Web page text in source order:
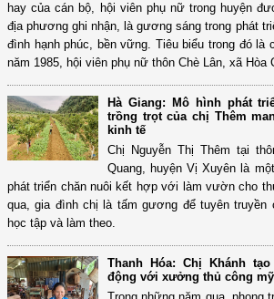
hay của cán bộ, hội viên phụ nữ trong huyện
địa phương ghi nhận, là gương sáng trong phát
đình hạnh phúc, bền vững. Tiêu biểu trong đó là
năm 1985, hội viên phụ nữ thôn Chè Lân, xã Hòa
Hà Giang: Mô hình phát
trồng trọt của chị Thêm
kinh tế
Chị Nguyễn Thị Thêm tại
Quang, huyện Vị Xuyên là
phát triển chăn nuôi kết hợp với làm vườn cho
qua, gia đình chị là tấm gương để tuyên truyền
học tập và làm theo.
Thanh Hóa: Chị Khánh
động với xưởng thủ công